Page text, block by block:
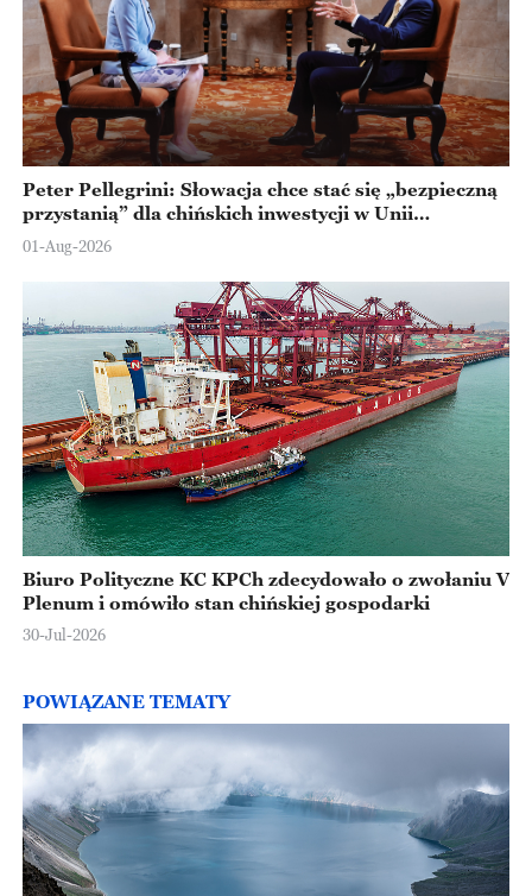
Peter Pellegrini: Słowacja chce stać się „bezpieczną
przystanią” dla chińskich inwestycji w Unii
Europejskiej
01-Aug-2026
Biuro Polityczne KC KPCh zdecydowało o zwołaniu V
Plenum i omówiło stan chińskiej gospodarki
30-Jul-2026
POWIĄZANE TEMATY